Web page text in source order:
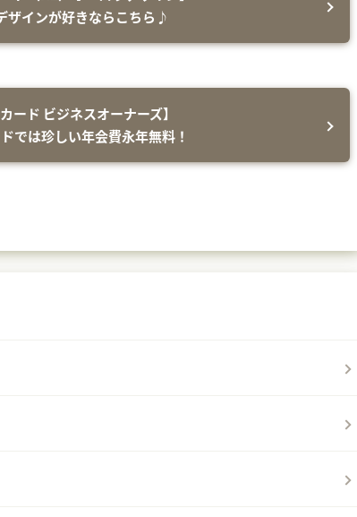
ザインが好きならこちら♪
ード ビジネスオーナーズ】
では珍しい年会費永年無料！